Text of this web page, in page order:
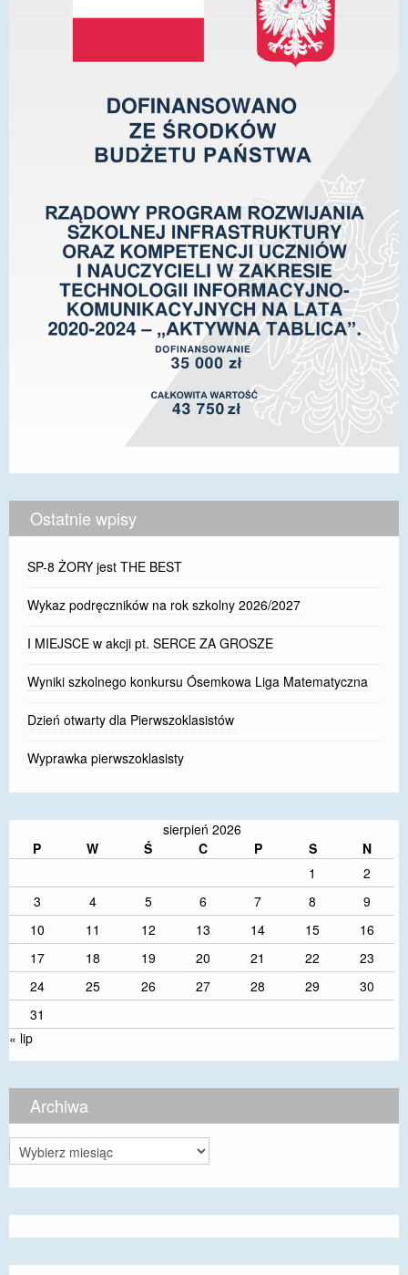
Ostatnie wpisy
SP-8 ŻORY jest THE BEST
Wykaz podręczników na rok szkolny 2026/2027
I MIEJSCE w akcji pt. SERCE ZA GROSZE
Wyniki szkolnego konkursu Ósemkowa Liga Matematyczna
Dzień otwarty dla Pierwszoklasistów
Wyprawka pierwszoklasisty
sierpień 2026
P
W Ś C P S
N
1
2
3
4 5 6 7 8
9
10
11 12 13 14 15
16
17
18 19 20 21 22
23
24
25 26 27 28 29
30
31
« lip
Archiwa
Archiwa